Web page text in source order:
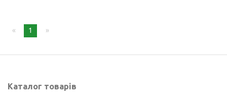
pageYou're
1 page
Каталог товарів